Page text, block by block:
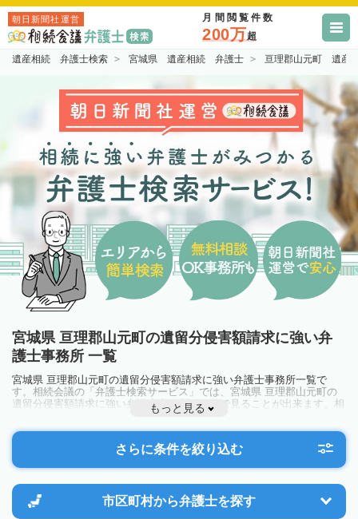
朝日新聞社運営 月間閲覧件数
200万超
遺産相続 弁護士検索 宮城県 遺産相続 弁護士 亘理郡山元町 遺産
宮城県 亘理郡山元町の遺留分侵害額請求に強い弁
護士事務所 一覧
宮城県 亘理郡山元町の遺留分侵害額請求に強い弁護士事務所一覧で
す。相続会議の「弁護士検索サービス」では、宮城県 亘理郡山元町の
遺留分侵害額請求に強い弁護士事務所を一覧で見ることが出来ます。相
続のトラブルやお悩みを抱えている方は一度近隣の弁護士に相談してみ
ましょう。
もっと見る
さらに条件を絞り込む
市区町村から弁護士を探す